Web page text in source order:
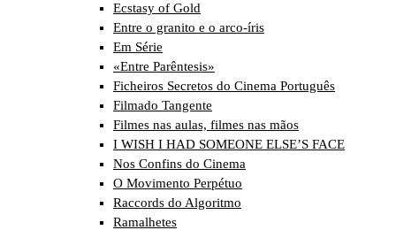
Ecstasy of Gold
Entre o granito e o arco-íris
Em Série
«Entre Parêntesis»
Ficheiros Secretos do Cinema Português
Filmado Tangente
Filmes nas aulas, filmes nas mãos
I WISH I HAD SOMEONE ELSE’S FACE
Nos Confins do Cinema
O Movimento Perpétuo
Raccords do Algoritmo
Ramalhetes